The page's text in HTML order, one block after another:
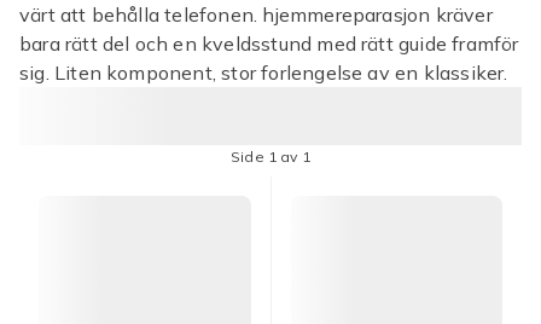
värt att behålla telefonen. hjemmereparasjon kräver
bara rätt del och en kveldsstund med rätt guide framför
sig. Liten komponent, stor forlengelse av en klassiker.
Side 1 av 1